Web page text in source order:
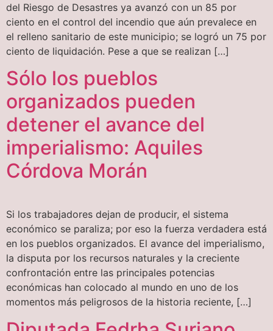
del Riesgo de Desastres ya avanzó con un 85 por
ciento en el control del incendio que aún prevalece en
el relleno sanitario de este municipio; se logró un 75 por
ciento de liquidación. Pese a que se realizan […]
Sólo los pueblos
organizados pueden
detener el avance del
imperialismo: Aquiles
Córdova Morán
Si los trabajadores dejan de producir, el sistema
económico se paraliza; por eso la fuerza verdadera está
en los pueblos organizados. El avance del imperialismo,
la disputa por los recursos naturales y la creciente
confrontación entre las principales potencias
económicas han colocado al mundo en uno de los
momentos más peligrosos de la historia reciente, […]